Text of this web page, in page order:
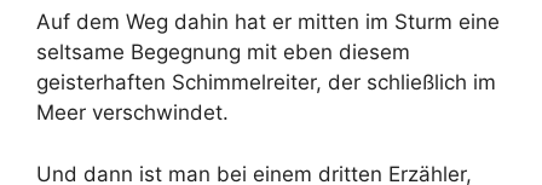
Auf dem Weg dahin hat er mitten im Sturm eine
seltsame Begegnung mit eben diesem
geisterhaften Schimmelreiter, der schließlich im
Meer verschwindet.
Und dann ist man bei einem dritten Erzähler,